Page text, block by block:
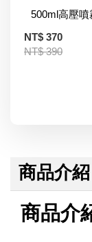
NT$ 370
NT$ 390
商品介紹
商品介